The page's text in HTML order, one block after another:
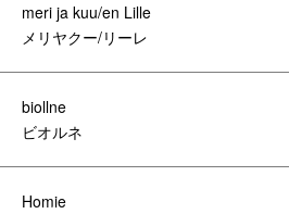
meri ja kuu/en Lille
メリヤクー/リーレ
biollne
ビオルネ
Homie